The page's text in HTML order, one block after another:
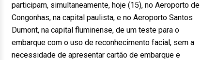
participam, simultaneamente, hoje (15), no Aeroporto de
Congonhas, na capital paulista, e no Aeroporto Santos
Dumont, na capital fluminense, de um teste para o
embarque com o uso de reconhecimento facial, sem a
necessidade de apresentar cartão de embarque e